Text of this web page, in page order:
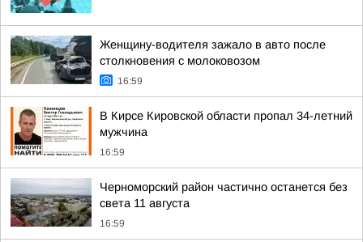
Женщину-водителя зажало в авто после
столкновения с молоковозом
16:59
В Кирсе Кировской области пропал 34-летний
мужчина
16:59
Черноморский район частично останется без
света 11 августа
16:59